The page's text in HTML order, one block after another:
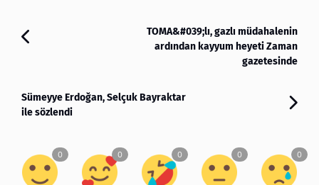
TOMA&#039;lı, gazlı müdahalenin
ardından kayyum heyeti Zaman
gazetesinde
Sümeyye Erdoğan, Selçuk Bayraktar
ile sözlendi